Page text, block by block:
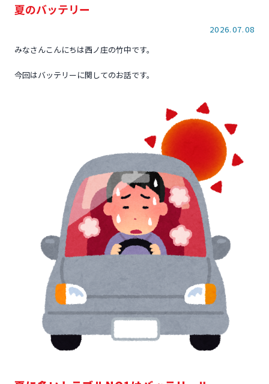
夏のバッテリー
2026.07.08
みなさんこんにちは西ノ庄の竹中です。
今回はバッテリーに関してのお話です。